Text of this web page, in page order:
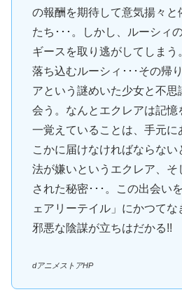
の報酬を期待して意気揚々と
たち･･･。しかし、ルーシィ
ギースを取り逃がしてしまう
落ち込むルーシィ･･･その帰
アという謎めいた少女と不思
会う。なんとエクレアは記憶
一覚えていることは、手元に
こかに届けなければならない
法が嫌いというエクレア、そ
された秘密･･･。この出会い
ェアリーテイル」にかつてな
邪悪な陰謀が立ちはだかる!!
dアニメストアHP